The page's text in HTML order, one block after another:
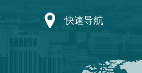
快速导航